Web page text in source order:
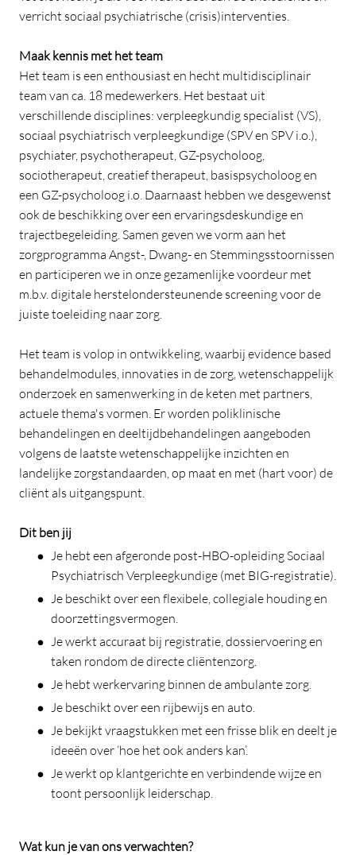
verricht sociaal psychiatrische (crisis)interventies.
Maak kennis met het team
Het team is een enthousiast en hecht multidisciplinair
team van ca. 18 medewerkers. Het bestaat uit
verschillende disciplines: verpleegkundig specialist (VS),
sociaal psychiatrisch verpleegkundige (SPV en SPV i.o.),
psychiater, psychotherapeut, GZ-psycholoog,
sociotherapeut, creatief therapeut, basispsycholoog en
een GZ-psycholoog i.o. Daarnaast hebben we desgewenst
ook de beschikking over een ervaringsdeskundige en
trajectbegeleiding. Samen geven we vorm aan het
zorgprogramma Angst-, Dwang- en Stemmingsstoornissen
en participeren we in onze gezamenlijke voordeur met
m.b.v. digitale herstelondersteunende screening voor de
juiste toeleiding naar zorg.
Het team is volop in ontwikkeling, waarbij evidence based
behandelmodules, innovaties in de zorg, wetenschappelijk
onderzoek en samenwerking in de keten met partners,
actuele thema's vormen. Er worden poliklinische
behandelingen en deeltijdbehandelingen aangeboden
volgens de laatste wetenschappelijke inzichten en
landelijke zorgstandaarden, op maat en met (hart voor) de
cliënt als uitgangspunt.
Dit ben jij
Je hebt een afgeronde post-HBO-opleiding Sociaal
Psychiatrisch Verpleegkundige (met BIG-registratie).
Je beschikt over een flexibele, collegiale houding en
doorzettingsvermogen.
Je werkt accuraat bij registratie, dossiervoering en
taken rondom de directe cliëntenzorg.
Je hebt werkervaring binnen de ambulante zorg.
Je beschikt over een rijbewijs en auto.
Je bekijkt vraagstukken met een frisse blik en deelt je
ideeën over ‘hoe het ook anders kan’.
Je werkt op klantgerichte en verbindende wijze en
toont persoonlijk leiderschap.
Wat kun je van ons verwachten?